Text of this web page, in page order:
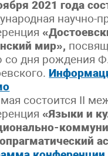
2021 года
научно-
мир»,
со дня рождения
состоится II
«Языки и